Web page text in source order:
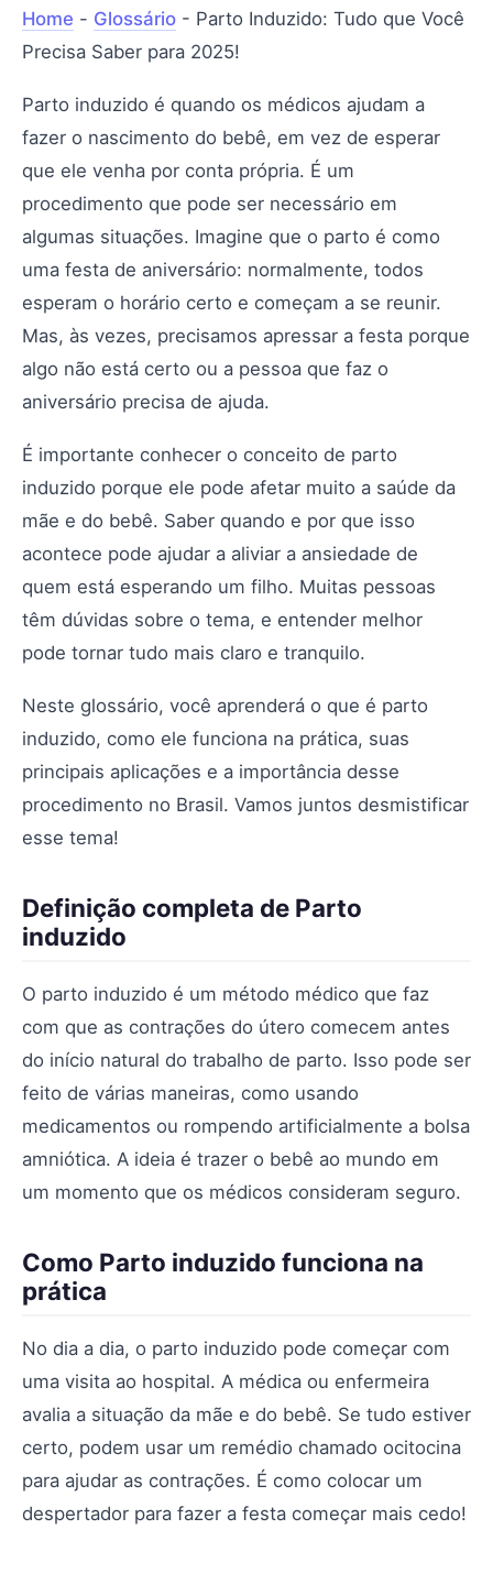
Home - Glossário - Parto Induzido: Tudo que Você
Precisa Saber para 2025!
Parto induzido é quando os médicos ajudam a
fazer o nascimento do bebê, em vez de esperar
que ele venha por conta própria. É um
procedimento que pode ser necessário em
algumas situações. Imagine que o parto é como
uma festa de aniversário: normalmente, todos
esperam o horário certo e começam a se reunir.
Mas, às vezes, precisamos apressar a festa porque
algo não está certo ou a pessoa que faz o
aniversário precisa de ajuda.
É importante conhecer o conceito de parto
induzido porque ele pode afetar muito a saúde da
mãe e do bebê. Saber quando e por que isso
acontece pode ajudar a aliviar a ansiedade de
quem está esperando um filho. Muitas pessoas
têm dúvidas sobre o tema, e entender melhor
pode tornar tudo mais claro e tranquilo.
Neste glossário, você aprenderá o que é parto
induzido, como ele funciona na prática, suas
principais aplicações e a importância desse
procedimento no Brasil. Vamos juntos desmistificar
esse tema!
Definição completa de Parto
induzido
O parto induzido é um método médico que faz
com que as contrações do útero comecem antes
do início natural do trabalho de parto. Isso pode ser
feito de várias maneiras, como usando
medicamentos ou rompendo artificialmente a bolsa
amniótica. A ideia é trazer o bebê ao mundo em
um momento que os médicos consideram seguro.
Como Parto induzido funciona na
prática
No dia a dia, o parto induzido pode começar com
uma visita ao hospital. A médica ou enfermeira
avalia a situação da mãe e do bebê. Se tudo estiver
certo, podem usar um remédio chamado ocitocina
para ajudar as contrações. É como colocar um
despertador para fazer a festa começar mais cedo!